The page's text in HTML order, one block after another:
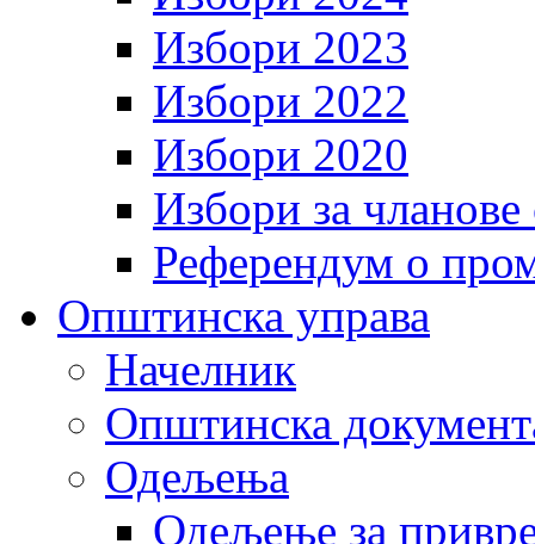
Избори 2023
Избори 2022
Избори 2020
Избори за
Референдум о
Општинска управа
Начелник
Општинска
Одељења
Одељење за